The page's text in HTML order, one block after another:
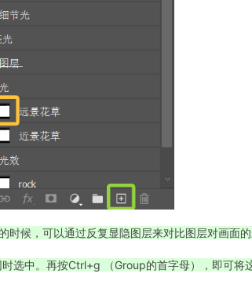
候，可以通过反复显隐图层来对比图层对画面的
选中。再按Ctrl+g （Group的首字母），即可将